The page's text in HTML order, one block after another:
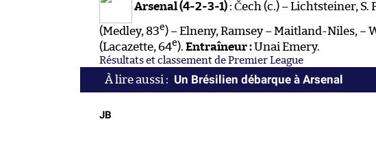
Arsenal (4-2-3-1) : Čech (c.) – Lichtsteiner,
(Medley, 83e) – Elneny, Ramsey – Maitland-Niles, –
(Lacazette, 64e). Entraîneur :Unai Emery.
Résultats et classement de Premier League
Un Brésilien débarque à Arsenal
JB